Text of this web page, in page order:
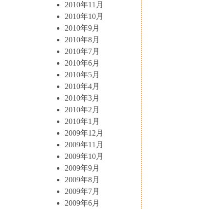
2010年11月
2010年10月
2010年9月
2010年8月
2010年7月
2010年6月
2010年5月
2010年4月
2010年3月
2010年2月
2010年1月
2009年12月
2009年11月
2009年10月
2009年9月
2009年8月
2009年7月
2009年6月